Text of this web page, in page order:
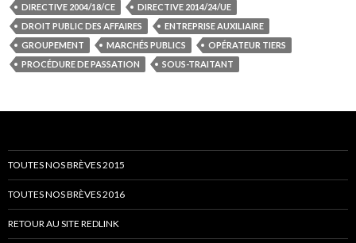
DIRECTIVE 2004/18/CE
DIRECTIVE 2014/24/UE
DROIT PUBLIC DES AFFAIRES
ENTREPRISE AUXILIAIRE
GROUPEMENT
MARCHÉS PUBLICS
OPÉRATEUR TIERS
PROCÉDURE DE PASSATION
SOUS-TRAITANT
TOUTES NOS BRÈVES 2015
TOUTES NOS BRÈVES 2016
RETOUR AU SITE REDLINK